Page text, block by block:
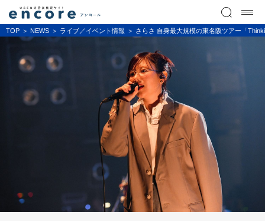
TOP NEWS ライブ／イベント情報 さらさ 自身最大規模の東名阪ツアー「